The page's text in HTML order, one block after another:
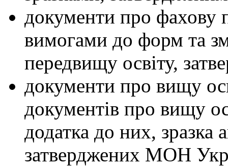
документи про фахову
вимогами до форм та
передвищу освіту,
документи про вищу
документів про вищу
додатка до них, зразка
затверджених МОН